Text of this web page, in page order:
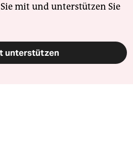
mit und unterstützen Sie
unterstützen